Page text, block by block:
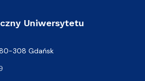
Uniwersytetu
308 Gdańsk